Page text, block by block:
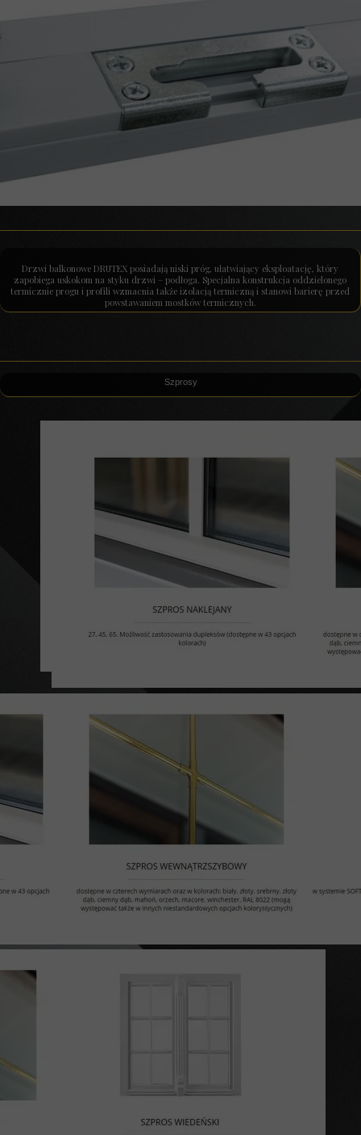
Szprosy
Drzwi balkonowe DRUTEX posiadają niski próg, ułatwiający eksploatację, który
zapobiega uskokom na styku drzwi – podłoga. Specjalna konstrukcja oddzielonego
termicznie progu i profili wzmacnia także izolacją termiczną i stanowi barierę przed
powstawaniem mostków termicznych.